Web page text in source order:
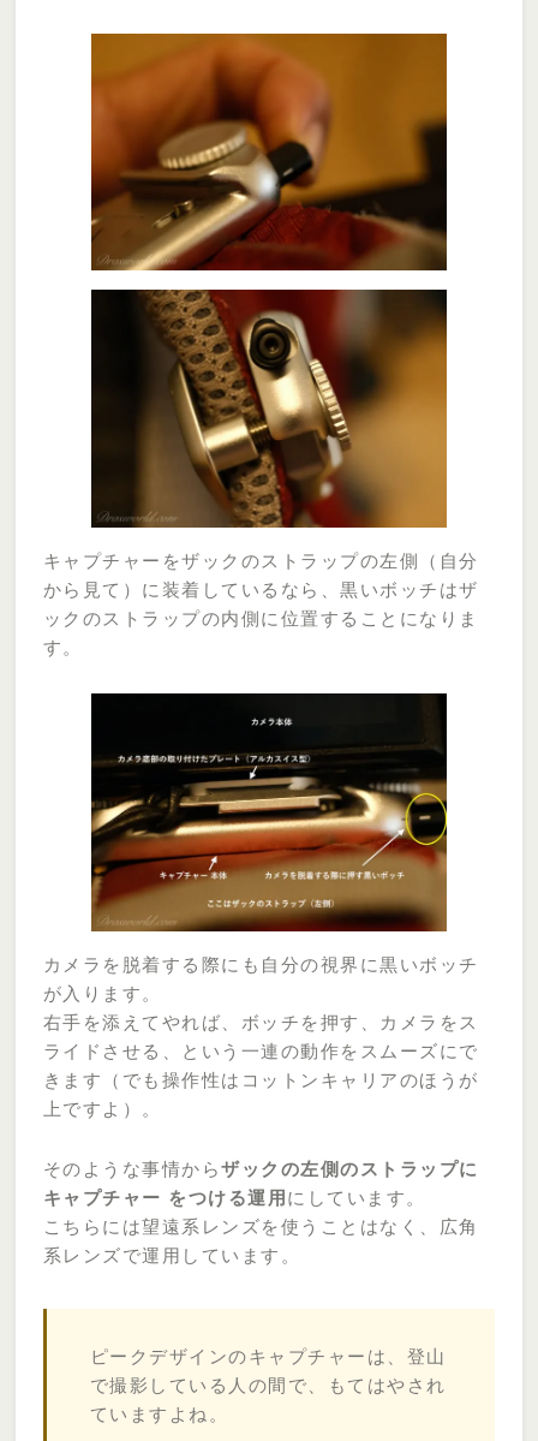
キャプチャーをザックのストラップの左側（自分
から見て）に装着しているなら、黒いボッチはザ
ックのストラップの内側に位置することになりま
す。
カメラを脱着する際にも自分の視界に黒いボッチ
が入ります。
右手を添えてやれば、ボッチを押す、カメラをス
ライドさせる、という一連の動作をスムーズにで
きます（でも操作性はコットンキャリアのほうが
上ですよ）。
そのような事情からザックの左側のストラップに
キャプチャー をつける運用 にしています。
こちらには望遠系レンズを使うことはなく、広角
系レンズで運用しています。
ピークデザインのキャプチャーは、登山
で撮影している人の間で、もてはやされ
ていますよね。